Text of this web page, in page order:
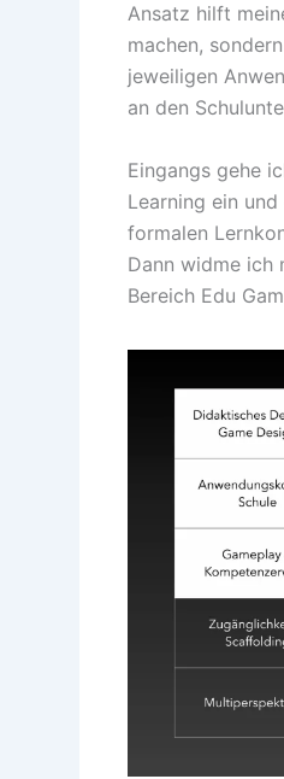
Ansatz hilft
machen,
jeweiligen
an den
Eingangs gehe
Learning ein
formalen
Dann widme ich
Bereich Edu